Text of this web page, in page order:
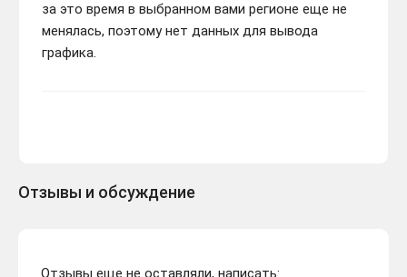
за это время в выбранном вами регионе еще не
менялась, поэтому нет данных для вывода
графика.
Отзывы и обсуждение
Отзывы еще не оставляли, написать: